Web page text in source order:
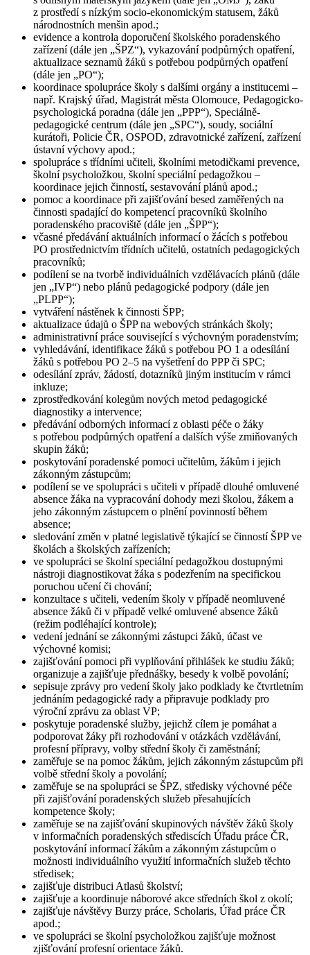
z prostředí s nízkým socio‑ekonomickým statusem, žáků
národnostních menšin apod.;
evidence a kontrola doporučení školského poradenského
zařízení (dále jen „ŠPZ“), vykazování podpůrných opatření,
aktualizace seznamů žáků s potřebou podpůrných opatření
(dále jen „PO“);
koordinace spolupráce školy s dalšími orgány a institucemi –
např. Krajský úřad, Magistrát města Olomouce, Pedagogicko-
psychologická poradna (dále jen „PPP“), Speciálně-
pedagogické centrum (dále jen „SPC“), soudy, sociální
kurátoři, Policie ČR, OSPOD, zdravotnické zařízení, zařízení
ústavní výchovy apod.;
spolupráce s třídními učiteli, školními metodičkami prevence,
školní psycholožkou, školní speciální pedagožkou –
koordinace jejich činností, sestavování plánů apod.;
pomoc a koordinace při zajišťování besed zaměřených na
činnosti spadající do kompetencí pracovníků školního
poradenského pracoviště (dále jen „ŠPP“);
včasné předávání aktuálních informací o žácích s potřebou
PO prostřednictvím třídních učitelů, ostatních pedagogických
pracovníků;
podílení se na tvorbě individuálních vzdělávacích plánů (dále
jen „IVP“) nebo plánů pedagogické podpory (dále jen
„PLPP“);
vytváření nástěnek k činnosti ŠPP;
aktualizace údajů o ŠPP na webových stránkách školy;
administrativní práce související s výchovným poradenstvím;
vyhledávání, identifikace žáků s potřebou PO 1 a odesílání
žáků s potřebou PO 2–5 na vyšetření do PPP či SPC;
odesílání zpráv, žádostí, dotazníků jiným institucím v rámci
inkluze;
zprostředkování kolegům nových metod pedagogické
diagnostiky a intervence;
předávání odborných informací z oblasti péče o žáky
s potřebou podpůrných opatření a dalších výše zmiňovaných
skupin žáků;
poskytování poradenské pomoci učitelům, žákům i jejich
zákonným zástupcům;
podílení se ve spolupráci s učiteli v případě dlouhé omluvené
absence žáka na vypracování dohody mezi školou, žákem a
jeho zákonným zástupcem o plnění povinností během
absence;
sledování změn v platné legislativě týkající se činností ŠPP ve
školách a školských zařízeních;
ve spolupráci se školní speciální pedagožkou dostupnými
nástroji diagnostikovat žáka s podezřením na specifickou
poruchou učení či chování;
konzultace s učiteli, vedením školy v případě neomluvené
absence žáků či v případě velké omluvené absence žáků
(režim podléhající kontrole);
vedení jednání se zákonnými zástupci žáků, účast ve
výchovné komisi;
zajišťování pomoci při vyplňování přihlášek ke studiu žáků;
organizuje a zajišťuje přednášky, besedy k volbě povolání;
sepisuje zprávy pro vedení školy jako podklady ke čtvrtletním
jednáním pedagogické rady a připravuje podklady pro
výroční zprávu za oblast VP;
poskytuje poradenské služby, jejichž cílem je pomáhat a
podporovat žáky při rozhodování v otázkách vzdělávání,
profesní přípravy, volby střední školy či zaměstnání;
zaměřuje se na pomoc žákům, jejich zákonným zástupcům při
volbě střední školy a povolání;
zaměřuje se na spolupráci se ŠPZ, středisky výchovné péče
při zajišťování poradenských služeb přesahujících
kompetence školy;
zaměřuje se na zajišťování skupinových návštěv žáků školy
v informačních poradenských střediscích Úřadu práce ČR,
poskytování informací žákům a zákonným zástupcům o
možnosti individuálního využití informačních služeb těchto
středisek;
zajišťuje distribuci Atlasů školství;
zajišťuje a koordinuje náborové akce středních škol z okolí;
zajišťuje návštěvy Burzy práce, Scholaris, Úřad práce ČR
apod.;
ve spolupráci se školní psycholožkou zajišťuje možnost
zjišťování profesní orientace žáků.